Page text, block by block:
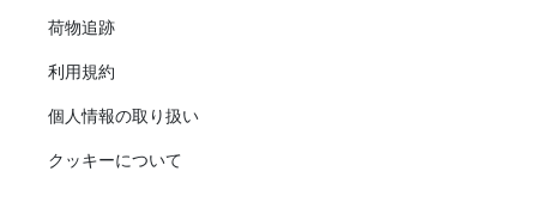
荷物追跡
利用規約
個人情報の取り扱い
クッキーについて